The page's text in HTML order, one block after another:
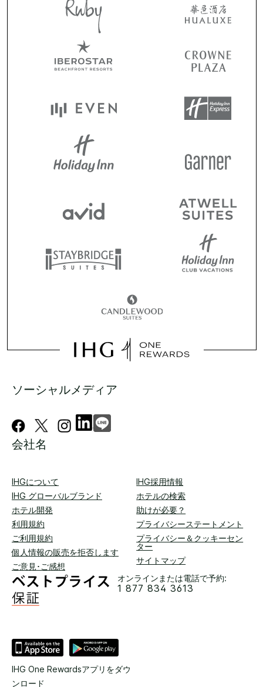
ソーシャルメディア
会社名
IHGについて
IHG採用情報
IHG グローバルブランド
ホテルの検索
ホテル開発
助けが必要？
利用規約
プライバシーステートメント
ご利用規約
プライバシー＆クッキーセン
ター
個人情報の販売を拒否します
サイトマップ
ご意見･ご感想
オンラインまたは電話で予約:
1 877 834 3613
IHG One Rewardsアプリをダウ
ンロード